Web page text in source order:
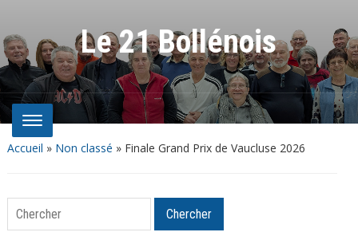
Le 21 Bollénois
Accueil » Non classé » Finale Grand Prix de Vaucluse 2026
Chercher Chercher